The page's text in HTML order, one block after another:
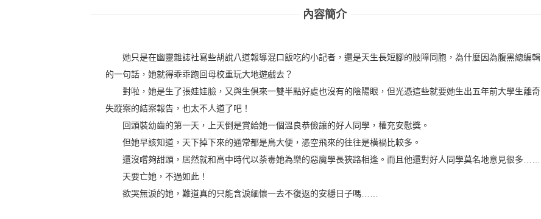
內容簡介
她只是在幽靈雜誌社寫些胡說八道報導混口飯吃的小記者，還是天生長短腳的肢障同胞，為什麼因為腹黑總編輯
的一句話，她就得乖乖跑回母校重玩大地遊戲去？
對啦，她是生了張娃娃臉，又與生俱來一雙半點好處也沒有的陰陽眼，但光憑這些就要她生出五年前大學生離奇
失蹤案的結案報告，也太不人道了吧！
回頭裝幼齒的第一天，上天倒是賞給她一個溫良恭儉讓的好人同學，權充安慰獎。
但她早該知道，天下掉下來的通常都是鳥大便，憑空飛來的往往是橫禍比較多。
還沒嚐夠甜頭，居然就和高中時代以荼毒她為樂的惡魔學長狹路相逢。而且他還對好人同學莫名地意見很多……
天要亡她，不過如此！
欲哭無淚的她，難道真的只能含淚緬懷一去不復返的安穩日子嗎……